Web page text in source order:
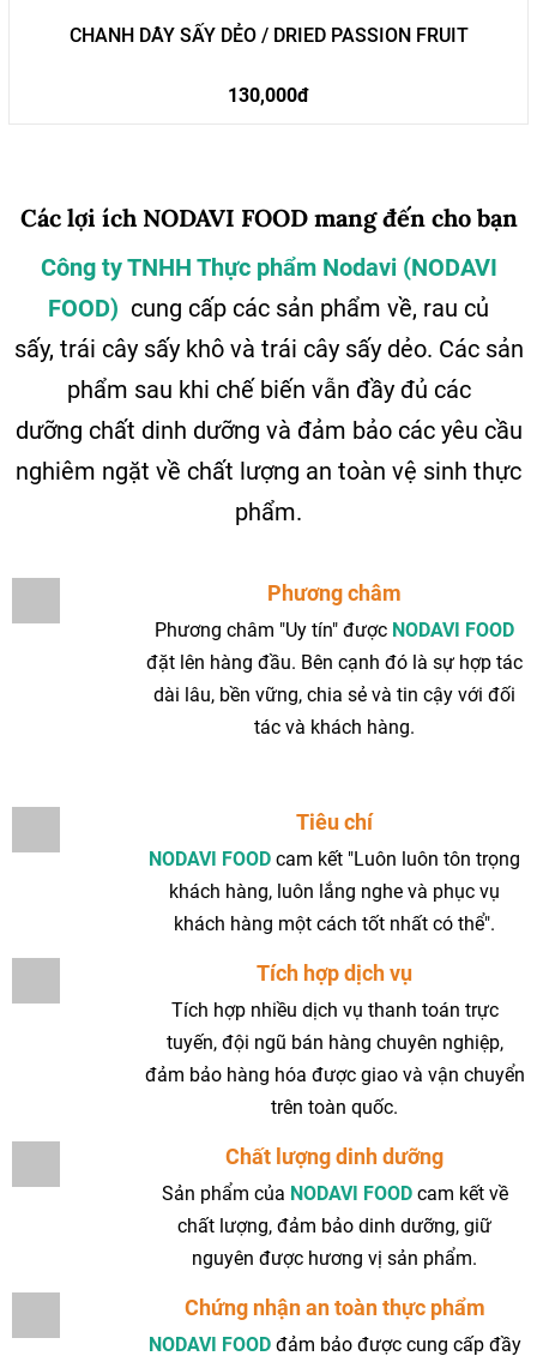
CHANH DÂY SẤY DẺO / DRIED PASSION FRUIT
130,000đ
Các lợi ích NODAVI FOOD mang đến cho bạn
Công ty TNHH Thực phẩm Nodavi (NODAVI
FOOD) cung cấp các sản phẩm về, rau củ
sấy, trái cây sấy khô và trái cây sấy dẻo. Các sản
phẩm sau khi chế biến vẫn đầy đủ các
dưỡng chất dinh dưỡng và đảm bảo các yêu cầu
nghiêm ngặt về chất lượng an toàn vệ sinh thực
phẩm.
Phương châm
Phương châm "Uy tín" được NODAVI FOOD
đặt lên hàng đầu. Bên cạnh đó là sự hợp tác
dài lâu, bền vững, chia sẻ và tin cậy với đối
tác và khách hàng.
Tiêu chí
NODAVI FOODcam kết "Luôn luôn tôn trọng
khách hàng, luôn lắng nghe và phục vụ
khách hàng một cách tốt nhất có thể".
Tích hợp dịch vụ
Tích hợp nhiều dịch vụ thanh toán trực
tuyến, đội ngũ bán hàng chuyên nghiệp,
đảm bảo hàng hóa được giao và vận chuyển
trên toàn quốc.
Chất lượng dinh dưỡng
Sản phẩm của NODAVI FOODcam kết về
chất lượng, đảm bảo dinh dưỡng, giữ
nguyên được hương vị sản phẩm.
Chứng nhận an toàn thực phẩm
NODAVI FOOD đảm bảo được cung cấp đầy